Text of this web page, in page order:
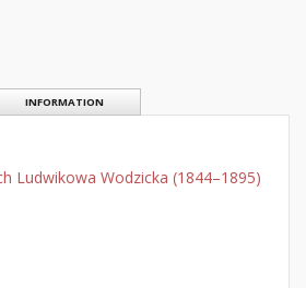
INFORMATION
Ludwikowa Wodzicka (1844–1895)